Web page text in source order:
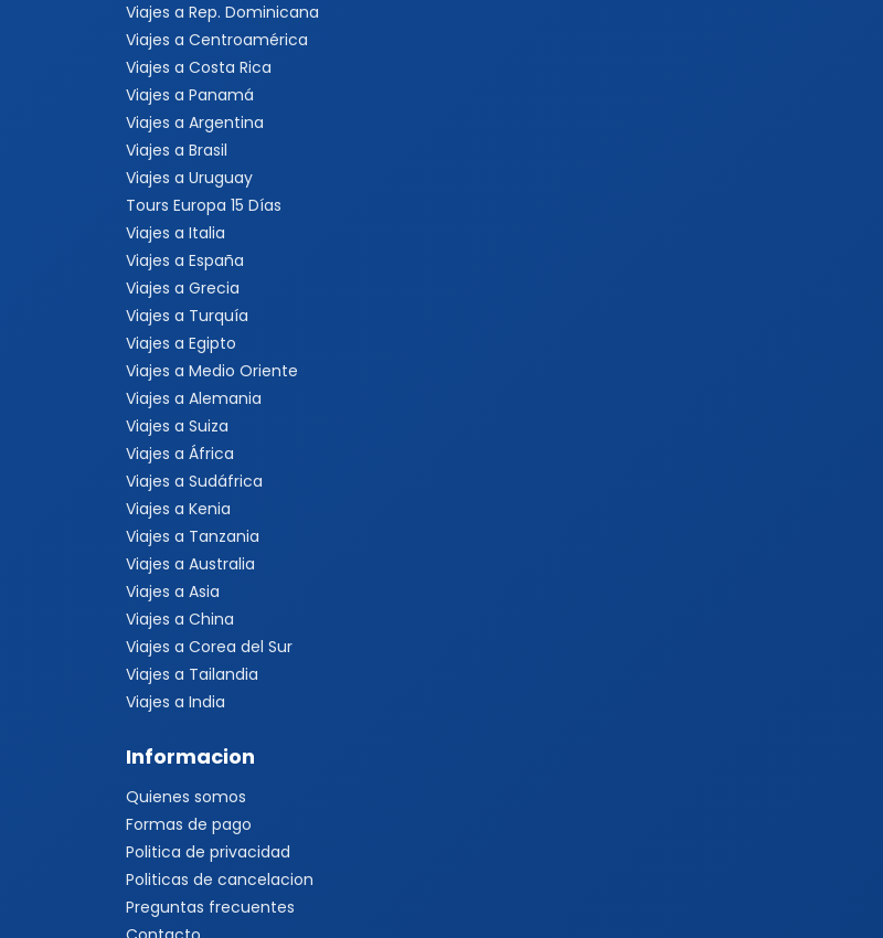
Viajes a Rep. Dominicana
Viajes a Centroamérica
Viajes a Costa Rica
Viajes a Panamá
Viajes a Argentina
Viajes a Brasil
Viajes a Uruguay
Tours Europa 15 Días
Viajes a Italia
Viajes a España
Viajes a Grecia
Viajes a Turquía
Viajes a Egipto
Viajes a Medio Oriente
Viajes a Alemania
Viajes a Suiza
Viajes a África
Viajes a Sudáfrica
Viajes a Kenia
Viajes a Tanzania
Viajes a Australia
Viajes a Asia
Viajes a China
Viajes a Corea del Sur
Viajes a Tailandia
Viajes a India
Informacion
Quienes somos
Formas de pago
Politica de privacidad
Politicas de cancelacion
Preguntas frecuentes